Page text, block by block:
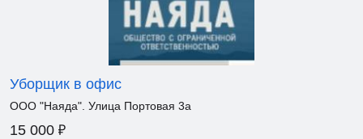
Уборщик в офис
ООО "Наяда". Улица Портовая 3а
15 000 ₽